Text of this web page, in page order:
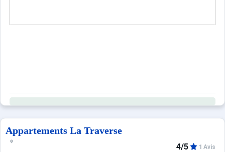
Appartements La Traverse
4/5 1 Avis